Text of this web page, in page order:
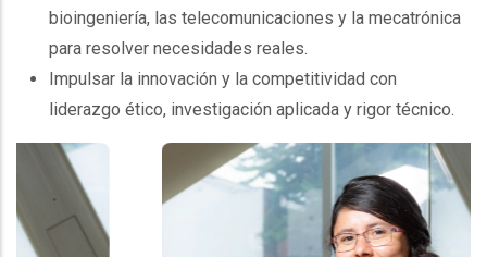
bioingeniería, las telecomunicaciones y la mecatrónica
para resolver necesidades reales.
Impulsar la innovación y la competitividad con
liderazgo ético, investigación aplicada y rigor técnico.